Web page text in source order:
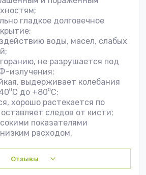
гладкое долговечное
воды, масел, слабых
не разрушается под
излучения;
выдерживает колебания
до +80⁰С;
хорошо растекается по
следов от кисти;
показателями
расходом.
Отзывы